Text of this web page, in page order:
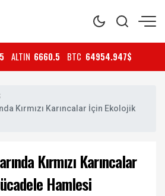
ALTIN 6660.5 BTC 64954.947$
Kırmızı Karıncalar İçin Ekolojik
Kırmızı Karıncalar
Hamlesi